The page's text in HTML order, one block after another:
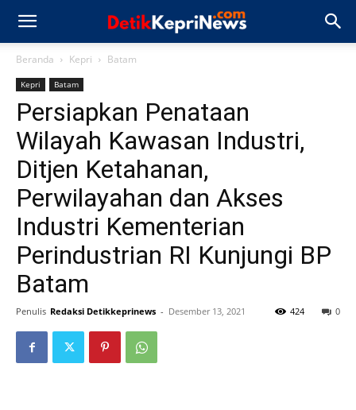
Beranda Kepri Batam
Kepri Batam
Persiapkan Penataan
Wilayah Kawasan Industri,
Ditjen Ketahanan,
Perwilayahan dan Akses
Industri Kementerian
Perindustrian RI Kunjungi BP
Batam
Penulis Redaksi Detikkeprinews - Desember 13, 2021 0
424